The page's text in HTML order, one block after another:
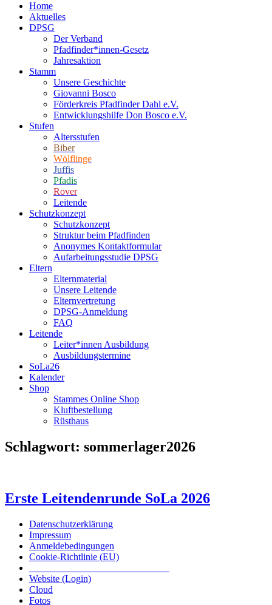
Home
Aktuelles
DPSG
Der Verband
Pfadfinder*innen-Gesetz
Jahresaktion
Stamm
Unsere Geschichte
Giovanni Bosco
Förderkreis Pfadfinder Dahl e.V.
Entwicklungshilfe Don Bosco e.V.
Stufen
Altersstufen
Biber
Wölflinge
Juffis
Pfadis
Rover
Leitende
Schutzkonzept
Schutzkonzept
Struktur beim Pfadfinden
Anonymes Kontaktformular
Aufarbeitungsstudie DPSG
Eltern
Elternmaterial
Unsere Leitende
Elternvertretung
DPSG-Anmeldung
FAQ
Leitende
Leiter*innen Ausbildung
Ausbildungstermine
SoLa26
Kalender
Shop
Stammes Online Shop
Kluftbestellung
Rüsthaus
Schlagwort: sommerlager2026
Erste Leitendenrunde SoLa 2026
Datenschutzerklärung
Impressum
Anmeldebedingungen
Cookie-Richtlinie (EU)
Website (Login)
Cloud
Fotos